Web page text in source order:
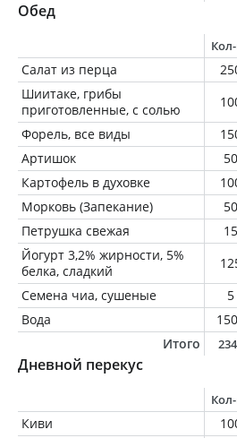
Обед
Салат из перца
Шиитаке, грибы
приготовленные, с солью
Форель, все виды
Артишок
50
Картофель в духовке
Морковь (Запекание)
50
Петрушка свежая
15
Йогурт 3,2% жирности, 5%
белка, сладкий
Семена чиа, сушеные
5
Вода
Итого
Дневной перекус
Киви